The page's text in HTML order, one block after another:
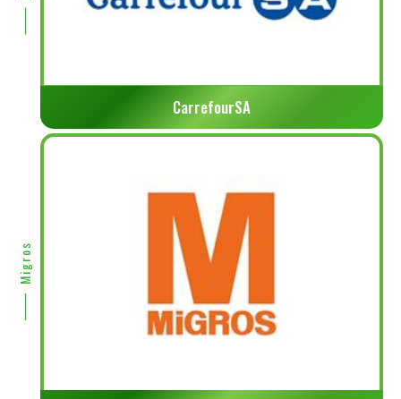
CarrefourSA
Migros